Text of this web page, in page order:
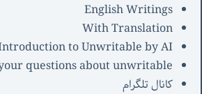
English Writings
With Translation
to Unwritable by AI
questions about unwritable
کانال تلگرام